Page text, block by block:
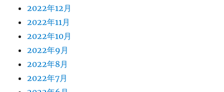
2022年12月
2022年11月
2022年10月
2022年9月
2022年8月
2022年7月